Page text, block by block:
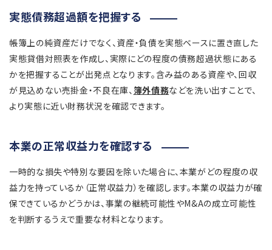
実態債務超過額を把握する
帳簿上の純資産だけでなく、資産・負債を実態ベースに置き直した
実態貸借対照表を作成し、実際にどの程度の債務超過状態にある
かを把握することが出発点となります。含み益のある資産や、回収
が見込めない売掛金・不良在庫、 簿外債務などを洗い出すことで、
より実態に近い財務状況を確認できます。
本業の正常収益力を確認する
一時的な損失や特別な要因を除いた場合に、本業がどの程度の収
益力を持っているか（正常収益力）を確認します。本業の収益力が確
保できているかどうかは、事業の継続可能性やM&Aの成立可能性
を判断するうえで重要な材料となります。